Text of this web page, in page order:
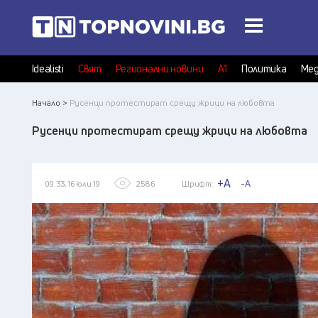
Idealisti Свят Регионални новини А1 Политика
Начало > Русенци протестират срещу жрици на любовта
Русенци протестират срещу жрици на любовта
09:33, 16 юли 19 2586 Шрифт: +A -A